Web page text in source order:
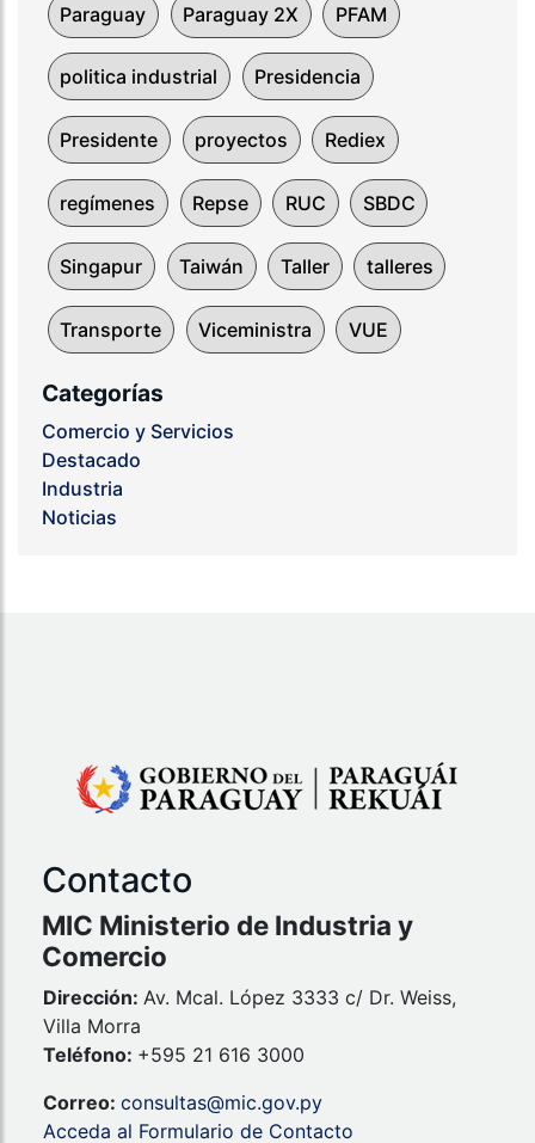
Paraguay Paraguay 2X PFAM
politica industrial Presidencia
Presidente proyectos Rediex
regímenes Repse RUC SBDC
Singapur Taiwán Taller talleres
Transporte Viceministra VUE
Categorías
Comercio y Servicios
Destacado
Industria
Noticias
Contacto
MIC Ministerio de Industria y
Comercio
Dirección: Av. Mcal. López 3333 c/ Dr. Weiss,
Villa Morra
Teléfono: +595 21 616 3000
Correo: consultas@mic.gov.py
Acceda al Formulario de Contacto